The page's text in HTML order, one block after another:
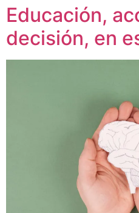
Educación,
decisión, en